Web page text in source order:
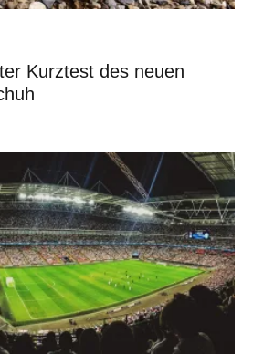
Kurztest des neuen